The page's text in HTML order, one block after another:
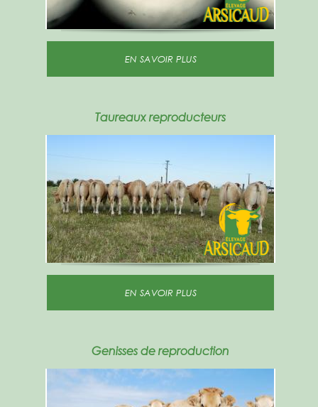
EN SAVOIR PLUS
Taureaux reproducteurs
EN SAVOIR PLUS
Genisses de reproduction